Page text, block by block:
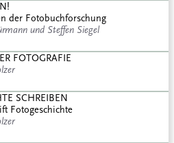
der Fotobuchforschung
und Steffen Siegel
FOTOGRAFIE
SCHREIBEN
Fotogeschichte